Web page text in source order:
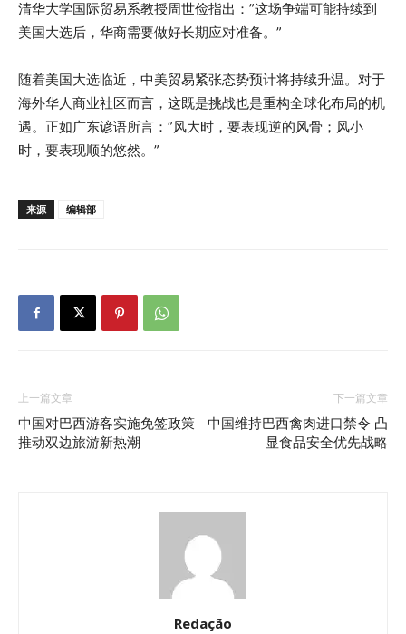
清华大学国际贸易系教授周世俭指出：”这场争端可能持续到
美国大选后，华商需要做好长期应对准备。”
随着美国大选临近，中美贸易紧张态势预计将持续升温。对于
海外华人商业社区而言，这既是挑战也是重构全球化布局的机
遇。正如广东谚语所言：”风大时，要表现逆的风骨；风小
时，要表现顺的悠然。”
来源 编辑部
上一篇文章
中国对巴西游客实施免签政策
推动双边旅游新热潮
下一篇文章
中国维持巴西禽肉进口禁令 凸
显食品安全优先战略
Redação